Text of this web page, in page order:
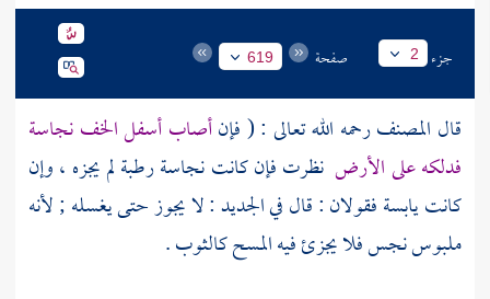
جزء 2 صفحة 619
قال المصنفرحمه الله تعالى : ( فإنأصاب أسفل الخف نجاسة
فدلكه على الأرض نظرت فإن كانت نجاسة رطبة لم يجزه ، وإن
كانت يابسة فقولان : قال في الجديد : لا يجوز حتى يغسله ; لأنه
ملبوس نجس فلا يجزئ فيه المسح كالثوب .